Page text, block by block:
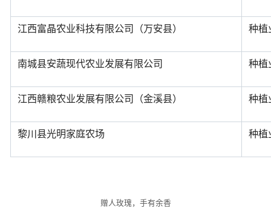
江西富晶农业科技有限公司（万安县） 种植
南城县安蔬现代农业发展有限公司 种植
江西赣粮农业发展有限公司（金溪县） 种植
黎川县光明家庭农场 种植
赠人玫瑰，手有余香